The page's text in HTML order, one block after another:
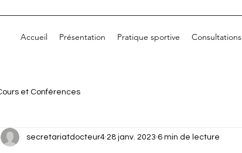
Accueil Présentation Pratique sportive Consultations
et Conférences
secretariatdocteur4 28 janv. 2023 6 min de lecture